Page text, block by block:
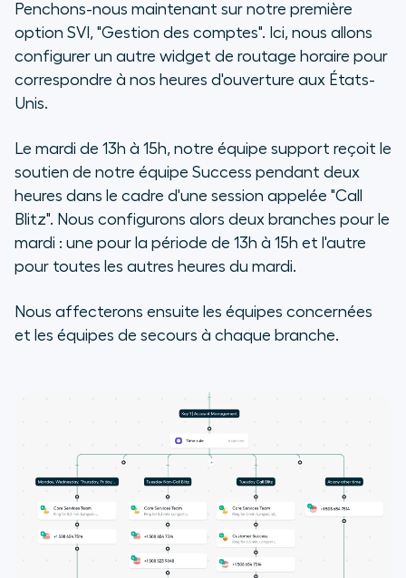
Penchons-nous maintenant sur notre première
option SVI, "Gestion des comptes". Ici, nous allons
configurer un autre widget de routage horaire pour
correspondre à nos heures d'ouverture aux États-
Unis.
Le mardi de 13h à 15h, notre équipe support reçoit le
soutien de notre équipe Success pendant deux
heures dans le cadre d'une session appelée "Call
Blitz". Nous configurons alors deux branches pour le
mardi : une pour la période de 13h à 15h et l'autre
pour toutes les autres heures du mardi.
Nous affecterons ensuite les équipes concernées
et les équipes de secours à chaque branche.